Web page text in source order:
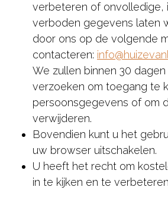
verbeteren of onvolledige,
verboden gegevens laten
door ons op de volgende
contacteren:
We zullen binnen 30
verzoeken om toegang te
persoonsgegevens of om
verwijderen.
Bovendien kunt u het
uw browser uitschakelen.
U heeft het recht om
in te kijken en te